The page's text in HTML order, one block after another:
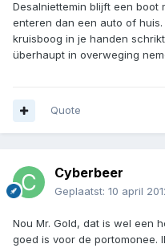
Desalniettemin blijft een boot
enteren dan een auto of
kruisboog in je handen
überhaupt in overweging
Quote
Cyberbeer
Geplaatst: 10 april
Nou Mr. Gold, dat is wel een
goed is voor de portomonee.